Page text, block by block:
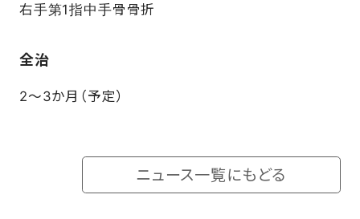
右手第1指中手骨骨折
全治
2～3か月（予定）
ニュース一覧にもどる